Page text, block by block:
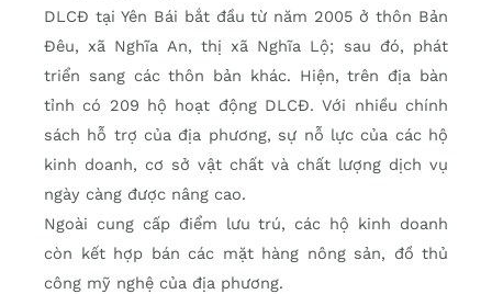
DLCĐ tại Yên Bái bắt đầu từ năm 2005 ở thôn Bản
Đêu, xã Nghĩa An, thị xã Nghĩa Lộ; sau đó, phát
triển sang các thôn bản khác. Hiện, trên địa bàn
tỉnh có 209 hộ hoạt động DLCĐ. Với nhiều chính
sách hỗ trợ của địa phương, sự nỗ lực của các hộ
kinh doanh, cơ sở vật chất và chất lượng dịch vụ
ngày càng được nâng cao.
Ngoài cung cấp điểm lưu trú, các hộ kinh doanh
còn kết hợp bán các mặt hàng nông sản, đồ thủ
công mỹ nghệ của địa phương.